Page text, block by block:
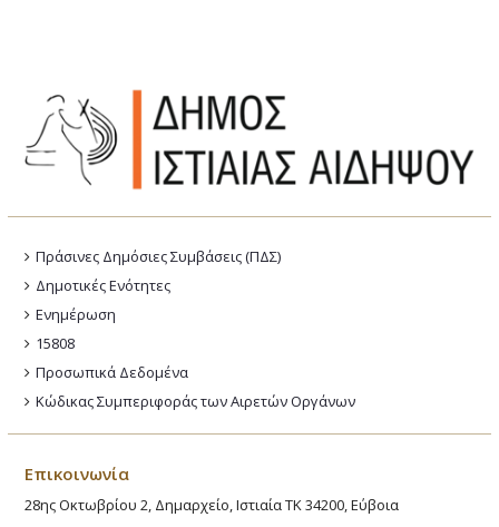
Πράσινες Δημόσιες Συμβάσεις (ΠΔΣ)
Δημοτικές Ενότητες
Ενημέρωση
15808
Προσωπικά Δεδομένα
Κώδικας Συμπεριφοράς των Αιρετών Οργάνων
Επικοινωνία
28ης Οκτωβρίου 2, Δημαρχείο, Ιστιαία ΤΚ 34200, Εύβοια